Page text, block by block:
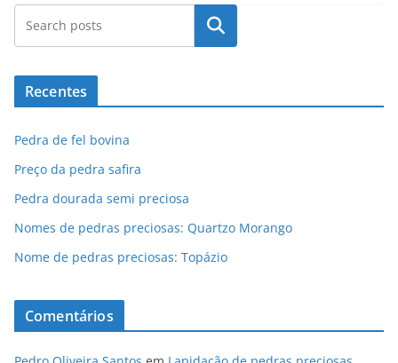
Pesquisar
Recentes
Pedra de fel bovina
Preço da pedra safira
Pedra dourada semi preciosa
Nomes de pedras preciosas: Quartzo Morango
Nome de pedras preciosas: Topázio
Comentários